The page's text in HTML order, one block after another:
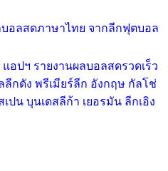
บอลสดภาษาไทย จากลีกฟุตบอล
อปฯ รายงานผลบอลสดรวดเร็ว
กดัง พรีเมียร์ลีก อังกฤษ กัลโช่
เปน บุนเดสลีก้า เยอรมัน ลีกเอิง